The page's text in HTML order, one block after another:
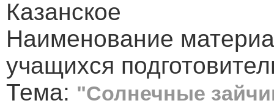
Казанское
Наименование
учащихся
Тема: "Солнечные